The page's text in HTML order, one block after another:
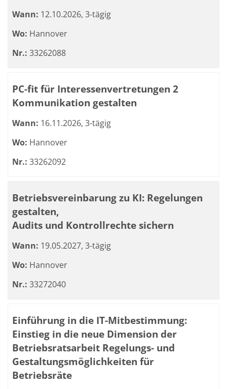
Wann: 12.10.2026, 3-tägig
Wo: Hannover
Nr.: 33262088
PC-fit für Interessenvertretungen 2
Kommunikation gestalten
Wann: 16.11.2026, 3-tägig
Wo: Hannover
Nr.: 33262092
Betriebsvereinbarung zu KI: Regelungen
gestalten,
Audits und Kontrollrechte sichern
Wann: 19.05.2027, 3-tägig
Wo: Hannover
Nr.: 33272040
Einführung in die IT-Mitbestimmung:
Einstieg in die neue Dimension der
Betriebsratsarbeit Regelungs- und
Gestaltungsmöglichkeiten für
Betriebsräte